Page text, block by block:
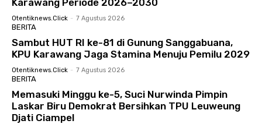
Otentiknews.click - 7 Agustus 2026
BERITA
Sambut HUT RI ke-81 di Gunung Sanggabuana,
KPU Karawang Jaga Stamina Menuju Pemilu 2029
Otentiknews.click - 7 Agustus 2026
BERITA
Memasuki Minggu ke-5, Suci Nurwinda Pimpin
Laskar Biru Demokrat Bersihkan TPU Leuweung
Djati Ciampel